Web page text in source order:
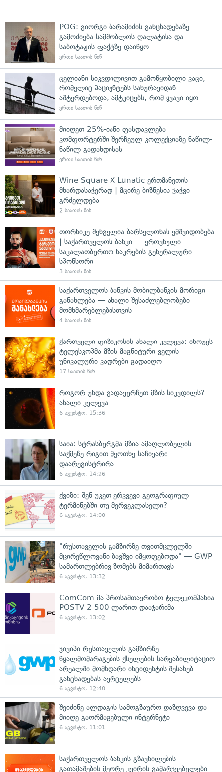
POG: გიორგი ბარამიძის განცხადებაზე
გამოძიება სამშობლოს ღალატისა და
საბოტაჟის ფაქტზე დაიწყო
ერთი საათის წინ
ცელიანი სიკვდილივით გამოწყობილი კაცი,
რომელიც პაციენტებს სახურავიდან
აშტერდებოდა, ამტკიცებს, რომ ყვავი იყო
ერთი საათის წინ
მიიღეთ 25%-იანი ფასდაკლება
კომფორტერში შერჩეულ კოლექციაზე ნაწილ-
ნაწილ გადახდისას
ერთი საათის წინ
Wine Square X Lunatic ერთმანეთის
მხარდასაჭერად | მცირე ბიზნესის ჯაჭვი
გრძელდება
2 საათის წინ
თორნიკე შენგელია ბარსელონას ემშვიდობება
| საქართველოს ბანკი — ეროვნული
საკალათბურთო ნაკრების გენერალური
სპონსორი
3 საათის წინ
საქართველოს ბანკის მობილბანკის მორიგი
განახლება — ახალი შესაძლებლობები
მომხმარებლებისთვის
4 საათის წინ
ქართველი ფიზიკოსის ახალი კვლევა: ინოუეს
ტელესკოპმა მზის მაგნიტური ველის
უნიკალური კადრები გადაიღო
17 საათის წინ
როგორ უნდა გადავურჩეთ მზის სიკვდილს? —
ახალი კვლევა
6 აგვისტო, 15:36
საია: სტრასბურგმა მზია ამაღლობელის
საქმეზე რიგით მეოთხე საჩივარი
დაარეგისტრირა
6 აგვისტო, 14:26
ქვიზი: შენ უკეთ ერკვევი გეოგრაფიულ
ტერმინებში თუ მერვეკლასელი?
6 აგვისტო, 14:00
"რუსთაველის გამზირზე თვითმცლელში
მცირეწლოვანი ბავშვი იმყოფებოდა" — GWP
სამართლებრივ ზომებს მიმართავს
6 აგვისტო, 13:32
ComCom-მა პროსამთავრობო ტელეკომპანია
POSTV 2 500 ლარით დააჯარიმა
6 აგვისტო, 13:02
ჯივიპი რუსთაველის გამზირზე
წყალმომარაგების ქსელების სარეაბილიტაციო
არეალში მომხდარი ინციდენტის შესახებ
განცხადებას ავრცელებს
6 აგვისტო, 12:40
შეიძინე ალდაგის სამოგზაურო დაზღვევა და
მიიღე გაორმაგებული ინტერნეტი
6 აგვისტო, 11:01
საქართველოს ბანკის გზავნილების
გათამაშების მეორე კვირის გამარჯვებულები